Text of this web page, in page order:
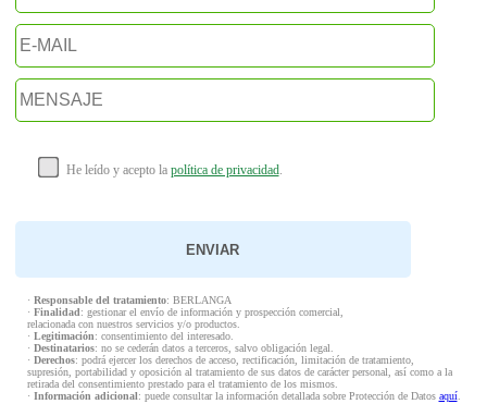
He leído y acepto la política de privacidad.
· Responsable del tratamiento: BERLANGA
· Finalidad: gestionar el envío de información y prospección comercial,
relacionada con nuestros servicios y/o productos.
· Legitimación: consentimiento del interesado.
· Destinatarios: no se cederán datos a terceros, salvo obligación legal.
· Derechos: podrá ejercer los derechos de acceso, rectificación, limitación de tratamiento,
supresión, portabilidad y oposición al tratamiento de sus datos de carácter personal, así como a la
retirada del consentimiento prestado para el tratamiento de los mismos.
· Información adicional: puede consultar la información detallada sobre Protección de Datos aquí.